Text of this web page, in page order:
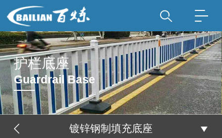
护栏底座
Guardrail Base
镀锌钢制填充底座